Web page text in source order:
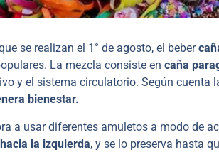
se realizan el 1° de agosto, el beber
La mezcla consiste en caña
y el sistema circulatorio. Según cuenta
bienestar.
a usar diferentes amuletos a modo de
la izquierda, y se lo preserva hasta